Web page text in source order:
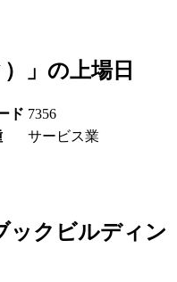
」の上場日
ド 7356
サービス業
ックビルディン